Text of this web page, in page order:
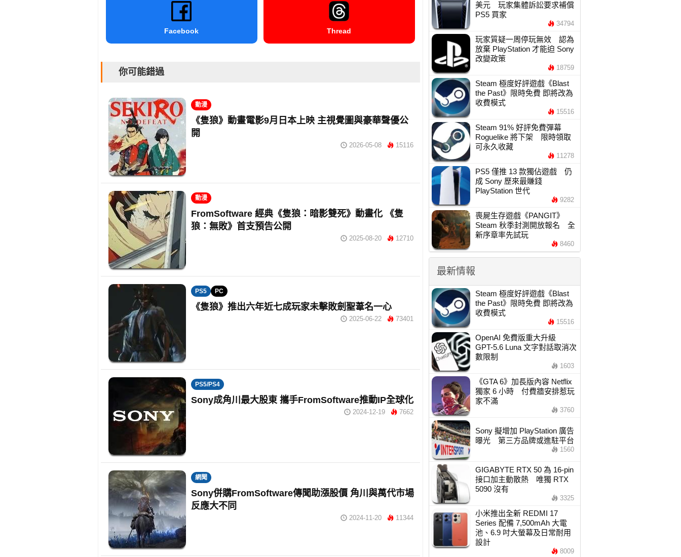
Facebook Thread
你可能錯過
動漫
《隻狼》動畫電影9月日本上映 主視覺圖與豪華聲優公
開
2026-05-08 15116
動漫
FromSoftware 經典《隻狼：暗影雙死》動畫化 《隻
狼：無敗》首支預告公開
2025-08-20 12710
PS5 PC
《隻狼》推出六年近七成玩家未擊敗劍聖葦名一心
2025-06-22 73401
PS5/PS4
Sony成角川最大股東 攜手FromSoftware推動IP全球化
2024-12-19 7662
網聞
Sony併購FromSoftware傳聞助漲股價 角川與萬代市場
反應大不同
2024-11-20 11344
美元 玩家集體訴訟要求補償
PS5 買家
34794
玩家質疑一周停玩無效 認為
放棄 PlayStation 才能迫 Sony
改變政策
18759
Steam 極度好評遊戲《Blast
the Past》限時免費 即將改為
收費模式
15516
Steam 91% 好評免費彈幕
Roguelike 將下架 限時領取
可永久收藏
11278
PS5 僅推 13 款獨佔遊戲 仍
成 Sony 歷來最賺錢
PlayStation 世代
9282
喪屍生存遊戲《PANGIT》
Steam 秋季封測開放報名 全
新序章率先試玩
8460
最新情報
Steam 極度好評遊戲《Blast
the Past》限時免費 即將改為
收費模式
15516
OpenAI 免費版重大升級
GPT-5.6 Luna 文字對話取消次
數限制
1603
《GTA 6》加長版內容 Netflix
獨家 6 小時 付費牆安排惹玩
家不滿
3760
Sony 擬增加 PlayStation 廣告
曝光 第三方品牌或進駐平台
1560
GIGABYTE RTX 50 為 16-pin
接口加主動散熱 唯獨 RTX
5090 沒有
3325
小米推出全新 REDMI 17
Series 配備 7,500mAh 大電
池、6.9 吋大螢幕及日常耐用
設計
8009